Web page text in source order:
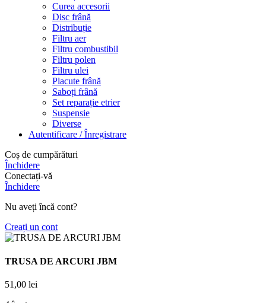
Curea accesorii
Disc frână
Distribuție
Filtru aer
Filtru combustibil
Filtru polen
Filtru ulei
Placute frână
Saboți frână
Set reparație etrier
Suspensie
Diverse
Autentificare / Înregistrare
Coș de cumpărături
Închidere
Conectați-vă
Închidere
Nu aveți încă cont?
Creați un cont
TRUSA DE ARCURI JBM
51,00 lei